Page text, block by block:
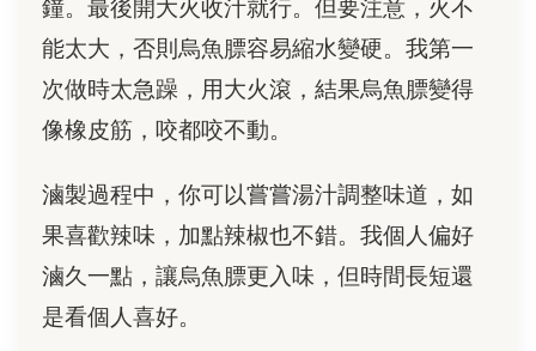
鐘。最後開大火收汁就行。但要注意，火不
能太大，否則烏魚膘容易縮水變硬。我第一
次做時太急躁，用大火滾，結果烏魚膘變得
像橡皮筋，咬都咬不動。
滷製過程中，你可以嘗嘗湯汁調整味道，如
果喜歡辣味，加點辣椒也不錯。我個人偏好
滷久一點，讓烏魚膘更入味，但時間長短還
是看個人喜好。